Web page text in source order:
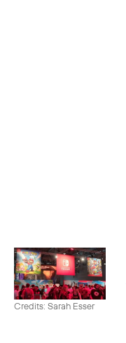
Credits: Sarah Esser